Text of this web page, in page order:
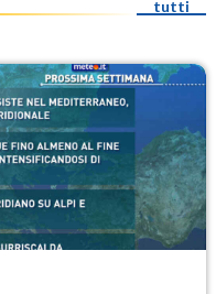
tutti